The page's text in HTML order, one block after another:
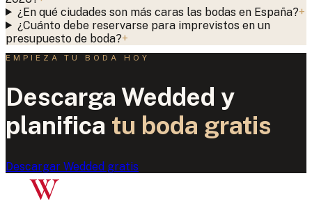
¿En qué ciudades son más caras las bodas en España?+
¿Cuánto debe reservarse para imprevistos en un
presupuesto de boda?+
EMPIEZA TU BODA HOY
Descarga Wedded y
planifica tu boda gratis
Descargar Wedded gratis
W